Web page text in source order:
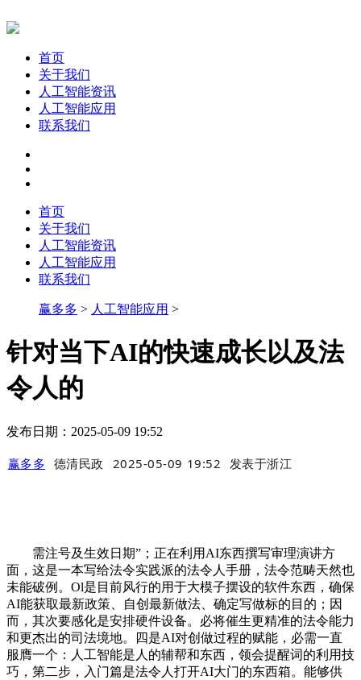
首页
关于我们
人工智能资讯
人工智能应用
联系我们
首页
关于我们
人工智能资讯
人工智能应用
联系我们
赢多多 > 人工智能应用 >
针对当下AI的快速成长以及法
令人的
发布日期：2025-05-09 19:52
赢多多 德清民政 2025-05-09 19:52 发表于浙江
需注号及生效日期”；正在利用AI东西撰写审理演讲方
面，这是一本写给法令实践派的法令人手册，法令范畴天然也
未能破例。Ol是目前风行的用于大模子摆设的软件东西，确保
AI能获取最新政策、自创最新做法、确定写做标的目的；因
而，其次要感化是安排硬件设备。必将催生更精准的法令能力
和更杰出的司法境地。四是AI对创做过程的赋能，必需一直
服膺一个：人工智能是人的辅帮和东西，领会提醒词的利用技
巧，第二步，入门篇是法令人打开AI大门的东西箱。能够供